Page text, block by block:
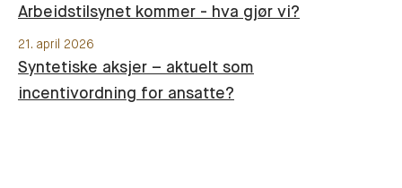
Arbeidstilsynet kommer - hva gjør vi?
21. april 2026
Syntetiske aksjer – aktuelt som
incentivordning for ansatte?